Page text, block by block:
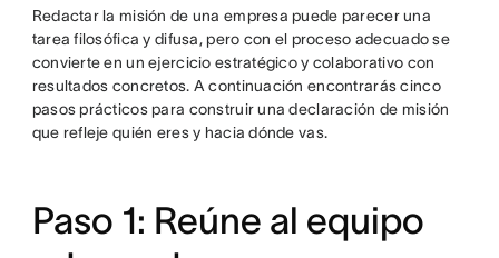
Redactar la misión de una empresa puede parecer una
tarea filosófica y difusa, pero con el proceso adecuado se
convierte en un ejercicio estratégico y colaborativo con
resultados concretos. A continuación encontrarás cinco
pasos prácticos para construir una declaración de misión
que refleje quién eres y hacia dónde vas.
Paso 1: Reúne al equipo